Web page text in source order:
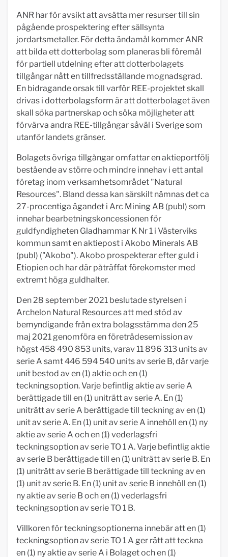
ANR har för avsikt att avsätta mer resurser till sin
pågående prospektering efter sällsynta
jordartsmetaller. För detta ändamål kommer ANR
att bilda ett dotterbolag som planeras bli föremål
för partiell utdelning efter att dotterbolagets
tillgångar nått en tillfredsställande mognadsgrad.
En bidragande orsak till varför REE-projektet skall
drivas i dotterbolagsform är att dotterbolaget även
skall söka partnerskap och söka möjligheter att
förvärva andra REE-tillgångar såväl i Sverige som
utanför landets gränser.
Bolagets övriga tillgångar omfattar en aktieportfölj
bestående av större och mindre innehav i ett antal
företag inom verksamhetsområdet "Natural
Resources". Bland dessa kan särskilt nämnas det ca
27-procentiga ägandet i Arc Mining AB (publ) som
innehar bearbetningskoncessionen för
guldfyndigheten Gladhammar K Nr 1 i Västerviks
kommun samt en aktiepost i Akobo Minerals AB
(publ) ("Akobo"). Akobo prospekterar efter guld i
Etiopien och har där påträffat förekomster med
extremt höga guldhalter.
Den 28 september 2021 beslutade styrelsen i
Archelon Natural Resources att med stöd av
bemyndigande från extra bolagsstämma den 25
maj 2021 genomföra en företrädesemission av
högst 458 490 853 units, varav 11 896 313 units av
serie A samt 446 594 540 units av serie B, där varje
unit bestod av en (1) aktie och en (1)
teckningsoption. Varje befintlig aktie av serie A
berättigade till en (1) uniträtt av serie A. En (1)
uniträtt av serie A berättigade till teckning av en (1)
unit av serie A. En (1) unit av serie A innehöll en (1) ny
aktie av serie A och en (1) vederlagsfri
teckningsoption av serie TO 1 A. Varje befintlig aktie
av serie B berättigade till en (1) uniträtt av serie B. En
(1) uniträtt av serie B berättigade till teckning av en
(1) unit av serie B. En (1) unit av serie B innehöll en (1)
ny aktie av serie B och en (1) vederlagsfri
teckningsoption av serie TO 1 B.
Villkoren för teckningsoptionerna innebär att en (1)
teckningsoption av serie TO 1 A ger rätt att teckna
en (1) ny aktie av serie A i Bolaget och en (1)